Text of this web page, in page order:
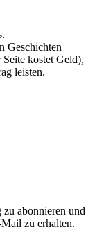
Geschichten
kostet Geld),
leisten.
abonnieren und
zu erhalten.